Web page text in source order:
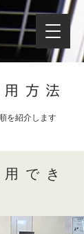
方法
を紹介します
でき